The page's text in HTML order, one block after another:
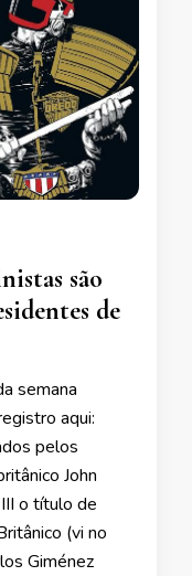
são
de
semana
aqui:
pelos
John
o título de
(vi no
Giménez